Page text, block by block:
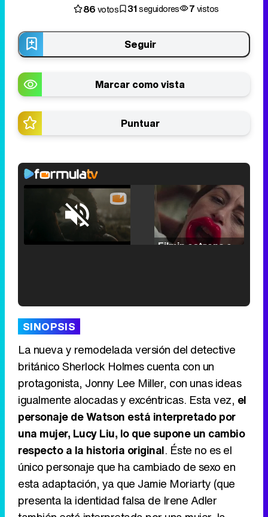
86votos 31seguidores 7vistos
Seguir
Marcar como vista
Puntuar
Unmute /
Loaded
25.30%
Tráiler de '33 días', la nueva serie de Atresplayer con Julián Villagrán y José Manuel Poga
SINOPSIS
La nueva y remodelada versión del detective
británico Sherlock Holmes cuenta con un
protagonista, Jonny Lee Miller, con unas ideas
igualmente alocadas y excéntricas. Esta vez, el
personaje de Watson está interpretado por
una mujer, Lucy Liu, lo que supone un cambio
respecto a la historia original. Éste no es el
único personaje que ha cambiado de sexo en
esta adaptación, ya que Jamie Moriarty (que
presenta la identidad falsa de Irene Adler